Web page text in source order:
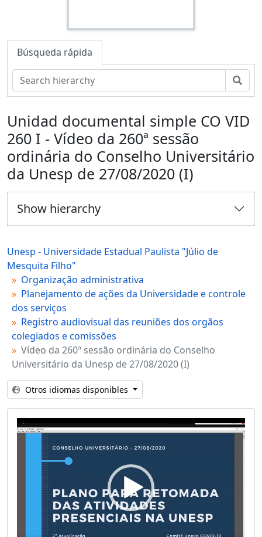
Búsqueda rápida
Unidad documental simple CO VID
260 I - Vídeo da 260ª sessão
ordinária do Conselho Universitário
da Unesp de 27/08/2020 (I)
Show hierarchy
Unesp - Universidade Estadual Paulista "Júlio de
Mesquita Filho"
Organização administrativa
Planejamento de ações da Universidade e controle
dos serviços
Registro audiovisual das reuniões dos orgãos
colegiados e comissões
Vídeo da 260ª sessão ordinária do Conselho
Universitário da Unesp de 27/08/2020 (I)
Otros idiomas disponibles
Video